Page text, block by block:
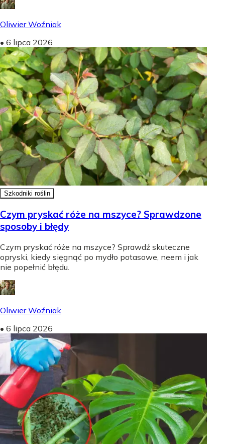
Oliwier Woźniak
• 6 lipca 2026
Szkodniki roślin
Czym pryskać róże na mszyce? Sprawdzone
sposoby i błędy
Czym pryskać róże na mszyce? Sprawdź skuteczne
opryski, kiedy sięgnąć po mydło potasowe, neem i jak
nie popełnić błędu.
Oliwier Woźniak
• 6 lipca 2026